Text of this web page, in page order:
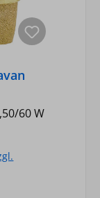
60 W